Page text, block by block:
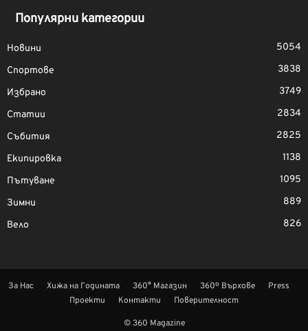
Популярни категории
Новини
5054
Спортове
3838
Избрано
3749
Статии
2834
Събития
2825
Екипировка
1138
Пътуване
1095
Зимни
889
Вело
826
За Нас Хижа на Годината 360° Магазин 360º Върхове
Press
Проекти
Контакти Поверителност
© 360 Magazine